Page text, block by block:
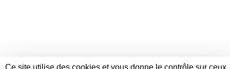
Ce site utilise des cookies et vous donne le contrôle sur ceux